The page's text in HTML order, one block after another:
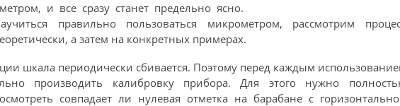
и все сразу станет предельно ясно.
правильно пользоваться микрометром, рассмотрим
а затем на конкретных примерах.
шкала периодически сбивается. Поэтому перед каждым
производить калибровку прибора. Для этого нужно
совпадает ли нулевая отметка на барабане с